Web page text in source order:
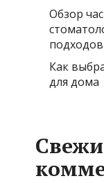
Обзор
Как
для дома